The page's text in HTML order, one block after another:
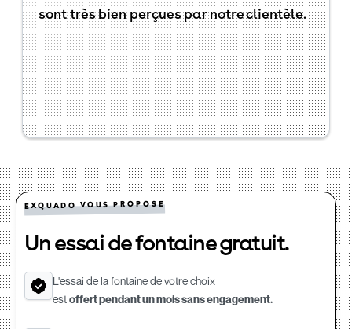
sont très bien perçues par notre clientèle.
EXQUADO VOUS PROPOSE
Un essai de fontaine gratuit.
L'essai de la fontaine de votre choix
estoffert pendant un mois sans engagement.